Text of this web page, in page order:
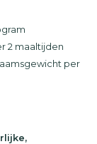
2 maaltijden
per